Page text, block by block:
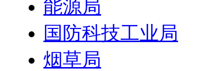
能源局
国防科技工业局
烟草局